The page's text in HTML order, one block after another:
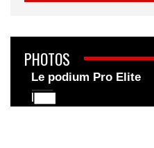
PHOTOS
Le podium Pro Elite